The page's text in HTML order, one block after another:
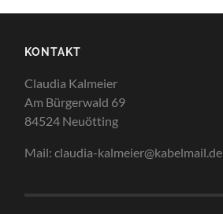
KONTAKT
Claudia Kalmeier
Am Bürgerwald 69
84524 Neuötting
Mail: claudia-kalmeier@kabelmail.de